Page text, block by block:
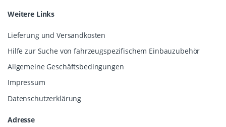
Weitere Links
Lieferung und Versandkosten
Hilfe zur Suche von fahrzeugspezifischem Einbauzubehör
Allgemeine Geschäftsbedingungen
Impressum
Datenschutzerklärung
Adresse